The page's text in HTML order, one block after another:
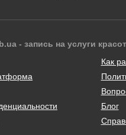
- запись на услуги
Как
Блог